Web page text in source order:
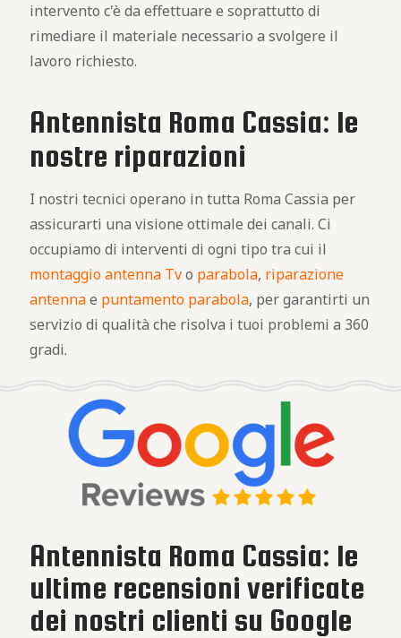
intervento c'è da effettuare e soprattutto di
rimediare il materiale necessario a svolgere il
lavoro richiesto.
Antennista Roma Cassia: le
nostre riparazioni
I nostri tecnici operano in tutta Roma Cassia per
assicurarti una visione ottimale dei canali. Ci
occupiamo di interventi di ogni tipo tra cui il
montaggio antenna Tvo parabola, riparazione
antennae puntamento parabola, per garantirti un
servizio di qualità che risolva i tuoi problemi a 360
gradi.
Antennista Roma Cassia: le
ultime recensioni verificate
dei nostri clienti su Google